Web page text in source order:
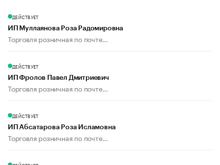
ДЕЙСТВУЕТ
ИП Муллаянова Роза Радомировна
Торговля розничная по почте...
ДЕЙСТВУЕТ
ИП Фролов Павел Дмитриевич
Торговля розничная по почте...
ДЕЙСТВУЕТ
ИП Абсатарова Роза Исламовна
Торговля розничная по почте...